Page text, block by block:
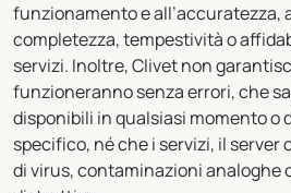
funzionamento e all’accuratezza,
completezza, tempestività o
servizi. Inoltre, Clivet non
funzioneranno senza errori, che
disponibili in qualsiasi momento o
specifico, né che i servizi, il server
di virus, contaminazioni analoghe